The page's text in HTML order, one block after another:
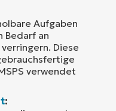
Aufgaben
Bedarf an
Diese
verwendet
: